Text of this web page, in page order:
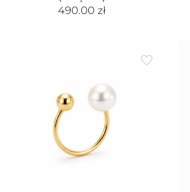
490.00zł